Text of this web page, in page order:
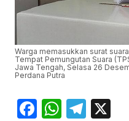
Warga memasukkan surat
Tempat Pemungutan Suara
Jawa Tengah, Selasa 26
Perdana Putra
Facebook